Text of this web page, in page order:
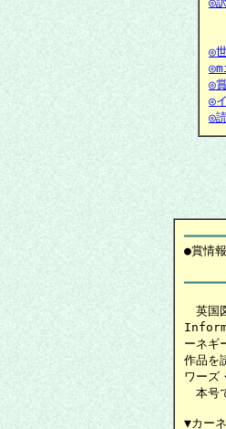
◎
◎
◎
◎
●賞情報
英国
ーネギ
作品を
ワーズ
本号